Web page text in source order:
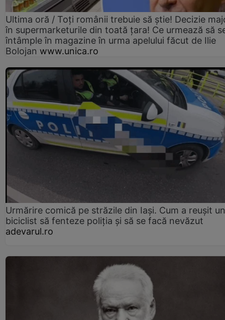
Ultima oră / Toți românii trebuie să știe! Decizie
în supermarketurile din toată țara! Ce urmează să
întâmple în magazine în urma apelului făcut de Ilie
Bolojan www.unica.ro
Urmărire comică pe străzile din Iași. Cum a reușit un
biciclist să fenteze poliția și să se facă nevăzut
adevarul.ro